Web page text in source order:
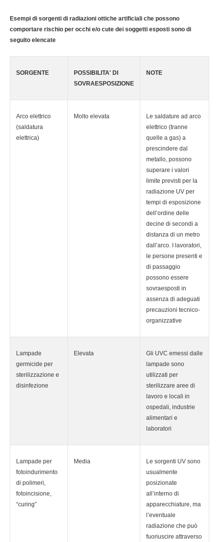
Esempi di sorgenti di radiazioni ottiche artificiali che possono
comportare rischio per occhi e/o cute dei soggetti esposti sono di
seguito elencate
SORGENTE
POSSIBILITA' DI
SOVRAESPOSIZIONE
NOTE
Arco elettrico
(saldatura
elettrica)
Molto elevata
Le saldature ad arco
elettrico (tranne
quelle a gas) a
prescindere dal
metallo, possono
superare i valori
limite previsti per la
radiazione UV per
tempi di esposizione
dell’ordine delle
decine di secondi a
distanza di un metro
dall’arco. I lavoratori,
le persone presenti e
di passaggio
possono essere
sovraesposti in
assenza di adeguati
precauzioni tecnico-
organizzative
Lampade
germicide per
sterilizzazione e
disinfezione
Elevata
Gli UVC emessi dalle
lampade sono
utilizzati per
sterilizzare aree di
lavoro e locali in
ospedali, industrie
alimentari e
laboratori
Lampade per
fotoindurimento
di polimeri,
fotoincisione,
“curing”
Media
Le sorgenti UV sono
usualmente
posizionate
all’interno di
apparecchiature, ma
l’eventuale
radiazione che può
fuoriuscire attraverso